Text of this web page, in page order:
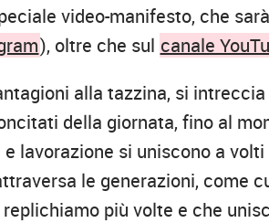
video-manifesto, che
), oltre che sul canale
alla tazzina, si
della giornata, fino al
lavorazione si uniscono a
le generazioni, come
più volte e che